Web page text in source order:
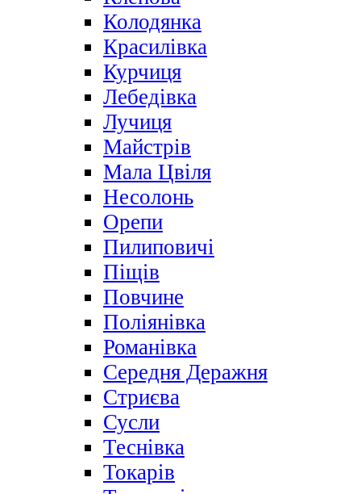
Колодянка
Красилівка
Курчиця
Лебедівка
Лучиця
Майстрів
Мала Цвіля
Несолонь
Орепи
Пилиповичі
Піщів
Повчине
Поліянівка
Романівка
Середня Деражня
Стриєва
Сусли
Теснівка
Токарів